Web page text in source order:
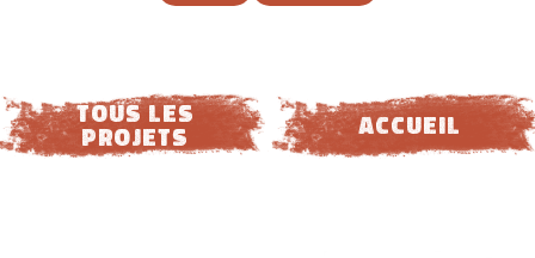
tous les
projets ACCUEIL